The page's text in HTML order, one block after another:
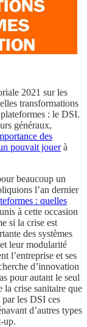
2021 sur les
transformations
plateformes : le DSI.
généraux,
des
pouvait jouerà
beaucoup un
l’an dernier
: quelles
à cette occasion
si la crise est
des systèmes
leur modularité
l’entreprise et ses
d’innovation
pour autant le seul
la crise sanitaire que
par les DSI ces
d’autres types
up.